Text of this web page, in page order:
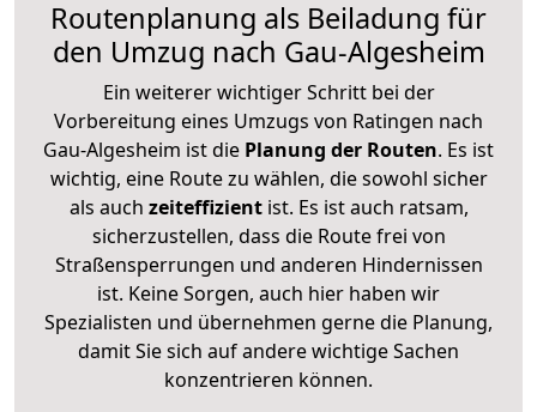
Routenplanung als Beiladung für
den Umzug nach Gau-Algesheim
Ein weiterer wichtiger Schritt bei der
Vorbereitung eines Umzugs von Ratingen nach
Gau-Algesheim ist die Planung der Routen. Es ist
wichtig, eine Route zu wählen, die sowohl sicher
als auch zeiteffizientist. Es ist auch ratsam,
sicherzustellen, dass die Route frei von
Straßensperrungen und anderen Hindernissen
ist. Keine Sorgen, auch hier haben wir
Spezialisten und übernehmen gerne die Planung,
damit Sie sich auf andere wichtige Sachen
konzentrieren können.